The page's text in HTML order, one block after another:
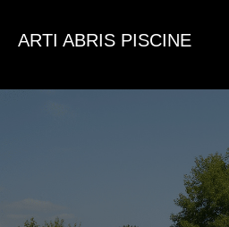
ARTI ABRIS PISCINE